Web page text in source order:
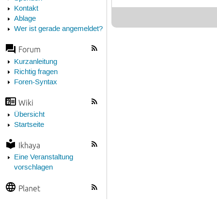
Kontakt
Ablage
Wer ist gerade angemeldet?
Forum
Kurzanleitung
Richtig fragen
Foren-Syntax
Wiki
Übersicht
Startseite
Ikhaya
Eine Veranstaltung
vorschlagen
Planet